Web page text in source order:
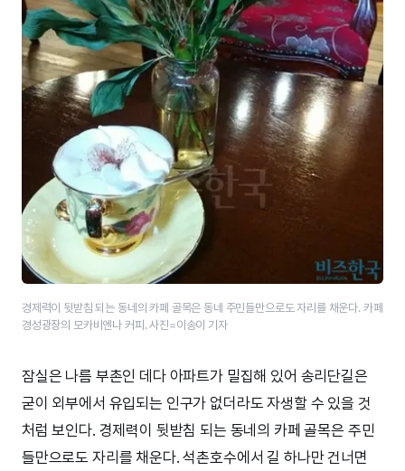
경제력이 뒷받침 되는 동네의 카페 골목은 동네 주민들만으로도 자리를 채운다. 카페
경성광장의 모카비엔나 커피. 사진=이송이 기자
잠실은 나름 부촌인 데다 아파트가 밀집해 있어 송리단길은
굳이 외부에서 유입되는 인구가 없더라도 자생할 수 있을 것
처럼 보인다. 경제력이 뒷받침 되는 동네의 카페 골목은 주민
들만으로도 자리를 채운다. 석촌호수에서 길 하나만 건너면